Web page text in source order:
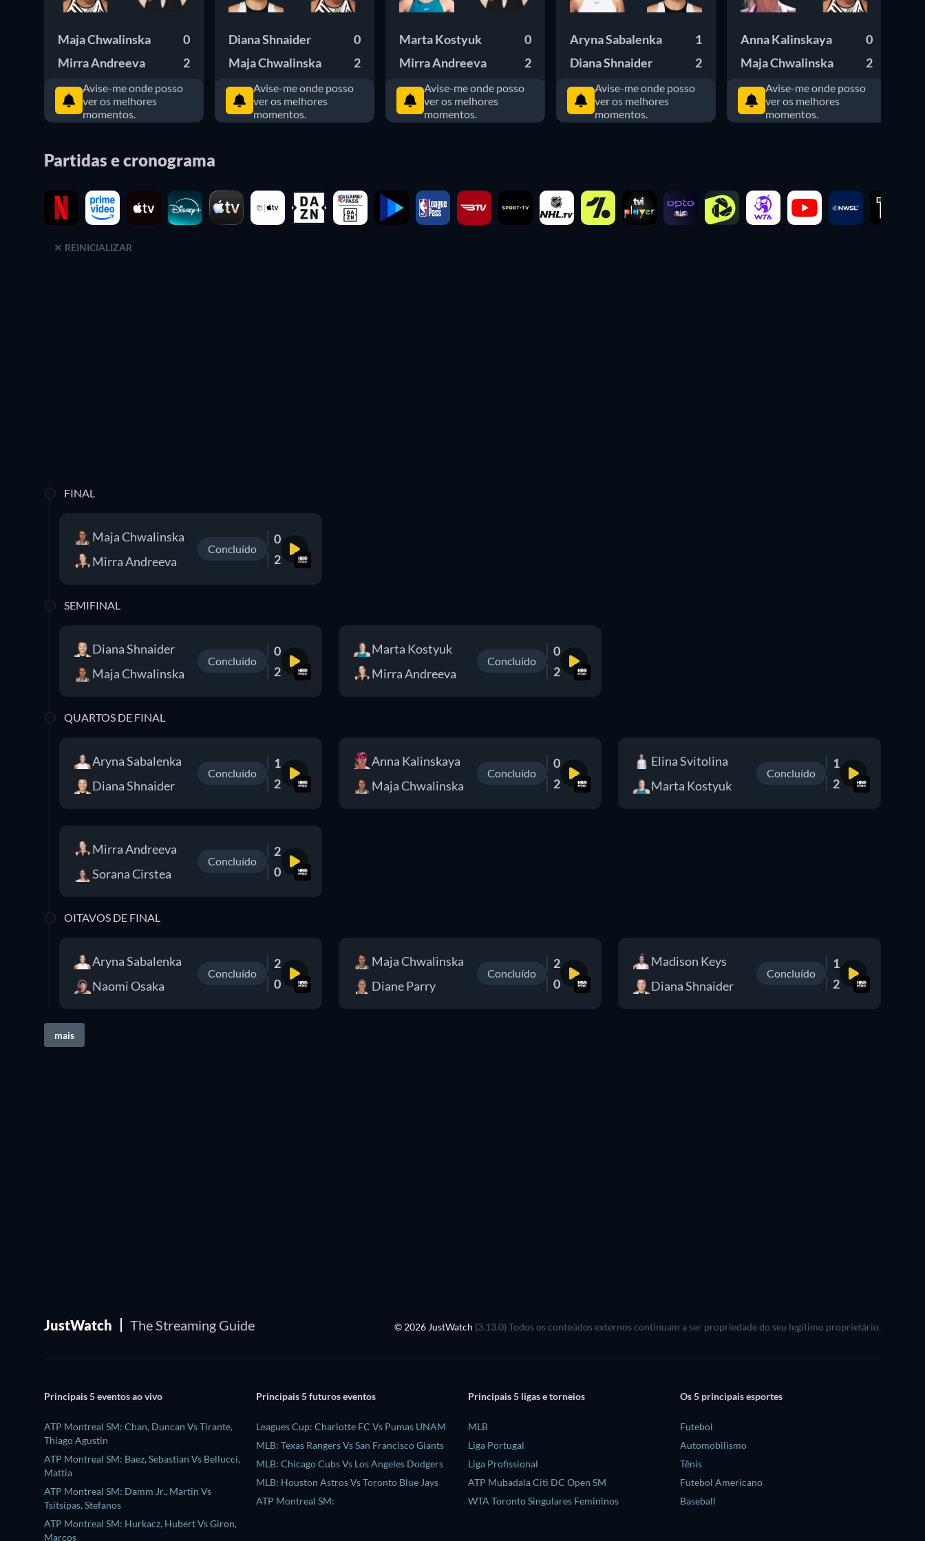
Maja Chwalinska
0
Mirra Andreeva
2
Avise-me onde posso
ver os melhores
momentos.
Diana Shnaider
0
Maja Chwalinska
2
Avise-me onde posso
ver os melhores
momentos.
Marta Kostyuk
0
Mirra Andreeva
2
Avise-me onde posso
ver os melhores
momentos.
Aryna Sabalenka
1
Diana Shnaider
2
Avise-me onde posso
ver os melhores
momentos.
Anna Kalinskaya
0
Maja Chwalinska
2
Avise-me onde posso
ver os melhores
momentos.
Partidas e cronograma
REINICIALIZAR
FINAL
Maja Chwalinska
Mirra Andreeva
Concluído
0
2
SEMIFINAL
Diana Shnaider
Maja Chwalinska
Concluído
0
2
Marta Kostyuk
Mirra Andreeva
Concluído
0
2
QUARTOS DE FINAL
Aryna Sabalenka
Diana Shnaider
Concluído
1
2
Anna Kalinskaya
Maja Chwalinska
Concluído
0
2
Elina Svitolina
Marta Kostyuk
Concluído
1
2
Mirra Andreeva
Sorana Cirstea
Concluído
2
0
OITAVOS DE FINAL
Aryna Sabalenka
Naomi Osaka
Concluído
2
0
Maja Chwalinska
Diane Parry
Concluído
2
0
Madison Keys
Diana Shnaider
Concluído
1
2
mais
JustWatch The Streaming Guide © 2026 JustWatch (3.13.0) Todos os conteúdos externos continuam a ser propriedade do seu legítimo proprietário.
Principais 5 eventos ao vivo
ATP Montreal SM: Chan, Duncan Vs Tirante,
Thiago Agustin
ATP Montreal SM: Baez, Sebastian Vs Bellucci,
Mattia
ATP Montreal SM: Damm Jr., Martin Vs
Tsitsipas, Stefanos
ATP Montreal SM: Hurkacz, Hubert Vs Giron,
Marcos
Principais 5 futuros eventos
Leagues Cup: Charlotte FC Vs Pumas UNAM
MLB: Texas Rangers Vs San Francisco Giants
MLB: Chicago Cubs Vs Los Angeles Dodgers
MLB: Houston Astros Vs Toronto Blue Jays
ATP Montreal SM:
Principais 5 ligas e torneios
MLB
Liga Portugal
Liga Profissional
ATP Mubadala Citi DC Open SM
WTA Toronto Singulares Femininos
Os 5 principais esportes
Futebol
Automobilismo
Tênis
Futebol Americano
Baseball